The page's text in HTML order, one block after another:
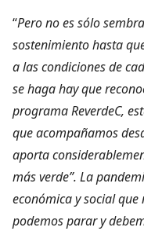
“Pero no es sólo
sostenimiento hasta
a las condiciones de
se haga hay que
programa ReverdeC,
que acompañamos
aporta
más verde”. La
económica y social
podemos parar y